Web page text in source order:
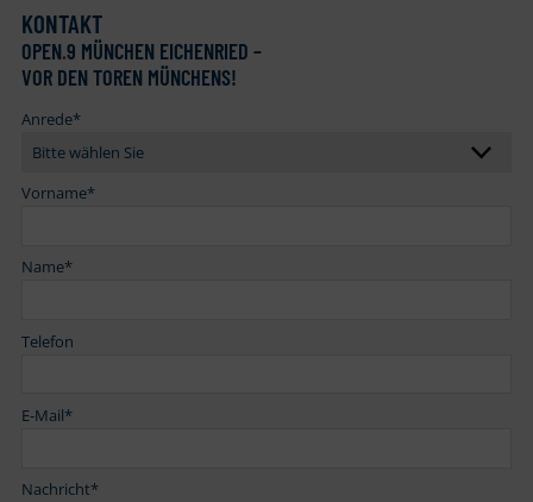
KONTAKT
OPEN.9 MÜNCHEN EICHENRIED –
VOR DEN TOREN MÜNCHENS!
Anrede*
Vorname*
Name*
Telefon
E-Mail*
Nachricht*